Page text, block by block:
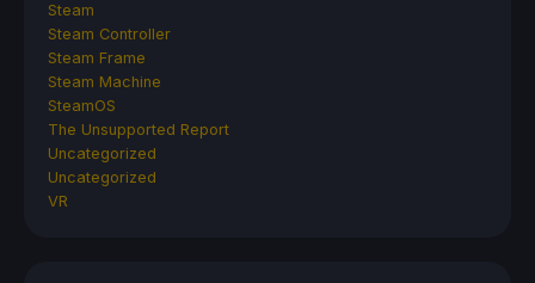
Steam
Steam Controller
Steam Frame
Steam Machine
SteamOS
The Unsupported Report
Uncategorized
Uncategorized
VR